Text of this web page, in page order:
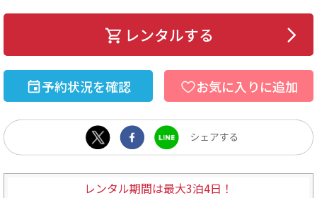
レンタルする
予約状況を確認 お気に入りに追加
レンタル期間は最大3泊4日！